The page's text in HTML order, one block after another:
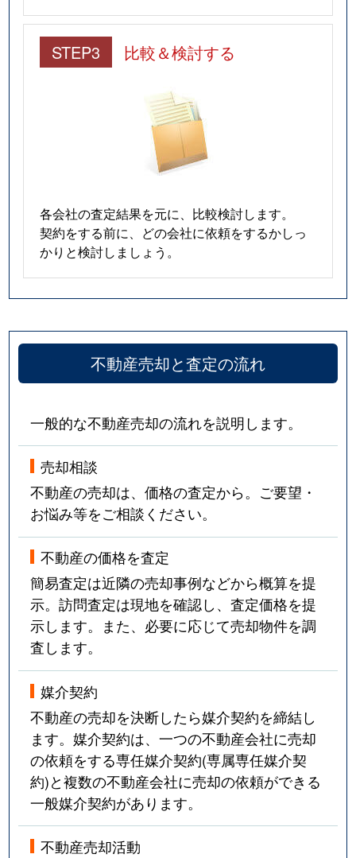
STEP3 比較＆検討する
各会社の査定結果を元に、比較検討します。
契約をする前に、どの会社に依頼をするかしっ
かりと検討しましょう。
不動産売却と査定の流れ
一般的な不動産売却の流れを説明します。
売却相談
不動産の売却は、価格の査定から。ご要望・
お悩み等をご相談ください。
不動産の価格を査定
簡易査定は近隣の売却事例などから概算を提
示。訪問査定は現地を確認し、査定価格を提
示します。また、必要に応じて売却物件を調
査します。
媒介契約
不動産の売却を決断したら媒介契約を締結し
ます。媒介契約は、一つの不動産会社に売却
の依頼をする専任媒介契約(専属専任媒介契
約)と複数の不動産会社に売却の依頼ができる
一般媒介契約があります。
不動産売却活動